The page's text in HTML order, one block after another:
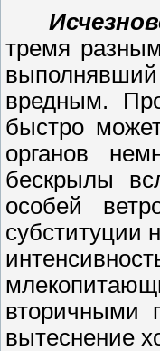
тремя
вредным.
быстро
органов
бескрылы
особей
субституции
вторичными
вытеснение